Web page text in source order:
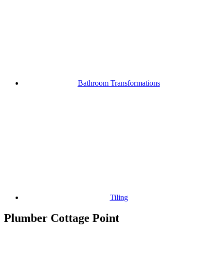
Bathroom Transformations
Tiling
Plumber Cottage Point